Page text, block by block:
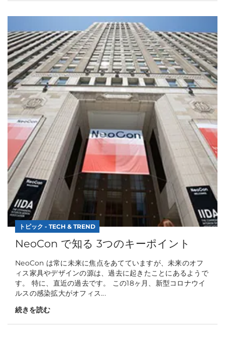
トピック - TECH & TREND
NeoCon で知る 3つのキーポイント
NeoCon は常に未来に焦点をあてていますが、未来のオフ
ィス家具やデザインの源は、過去に起きたことにあるようで
す。 特に、直近の過去です。 この18ヶ月、新型コロナウイ
ルスの感染拡大がオフィス...
続きを読む